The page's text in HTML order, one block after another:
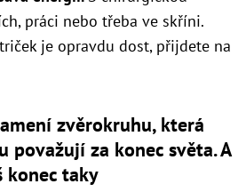
práci nebo třeba ve skříni.
je opravdu dost, přijdete na
zvěrokruhu, která
považují za konec světa. A
konec taky